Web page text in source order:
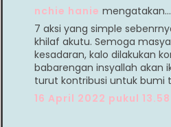
nchie hanie mengatakan…
7 aksi yang simple
khilaf akutu. Semoga
kesadaran, kalo dilakukan
babarengan insyallah akan
turut kontribusi untuk bumi
16 April 2022 pukul 13.58